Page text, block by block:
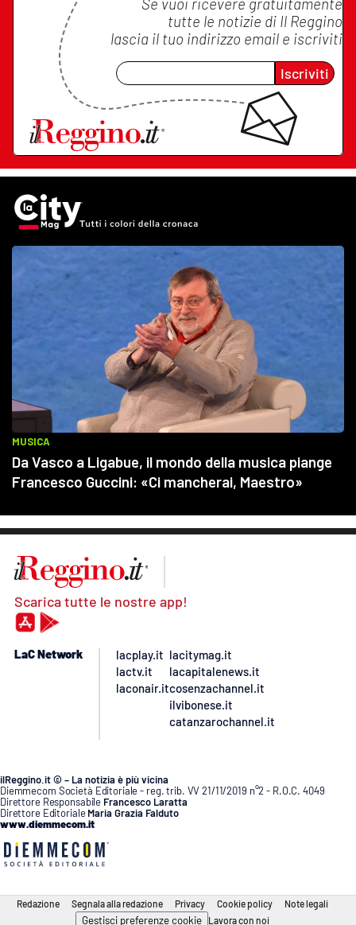
tutte le notizie di Il Reggino
lascia il tuo indirizzo email e iscriviti
Iscriviti
Scarica tutte le nostre app!
LaC Network
lacplay.it
lactv.it
laconair.it
lacitymag.it
lacapitalenews.it
cosenzachannel.it
ilvibonese.it
catanzarochannel.it
ilReggino.it © – La notizia è più vicina
Diemmecom Società Editoriale - reg. trib. VV 21/11/2019 n°2 - R.O.C. 4049
Direttore Responsabile Francesco Laratta
Direttore Editoriale Maria Grazia Falduto
www.diemmecom.it
Redazione Segnala alla redazione Privacy Cookie policy Note legali
Gestisci preferenze cookie Lavora con noi